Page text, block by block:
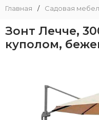
Главная / Садовая
Зонт Лечче,
куполом,